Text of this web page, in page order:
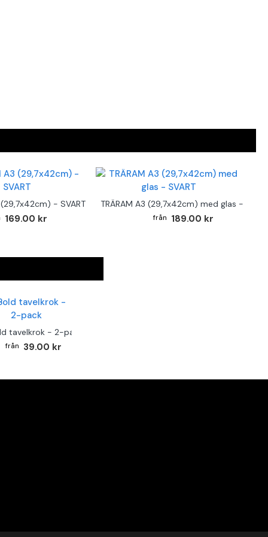
(29,7x42cm) - SVART
169.00 kr
TRÄRAM A3 (29,7x42cm) med glas -
189.00 kr
tavelkrok - 2-pack
39.00 kr